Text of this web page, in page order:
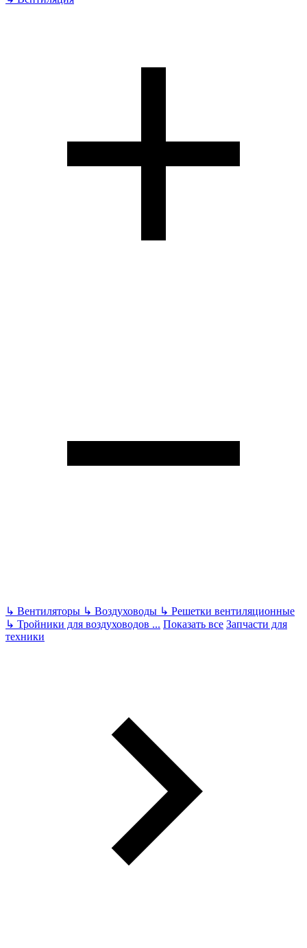
↳ Вентиляторы ↳ Воздуховоды ↳ Решетки вентиляционные
↳ Тройники для воздуховодов ... Показать все Запчасти для
техники